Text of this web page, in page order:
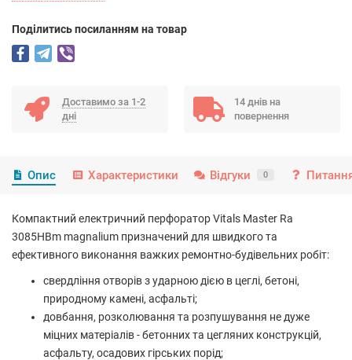
Подiлитись посиланням на товар
Доставимо за 1-2
дні
14 днів на
повернення
Опис Характеристики Відгуки 0
Компактний електричний перфоратор Vitals Master Ra
3085HBm magnalium призначений для швидкого та
ефективного виконання важких ремонтно-будівельних робіт:
свердління отворів з ударною дією в цеглі, бетоні,
природному камені, асфальті;
довбання, розколювання та розпушування не дуже
міцних матеріалів - бетонних та цегляних конструкцій,
асфальту, осадових гірських порід;